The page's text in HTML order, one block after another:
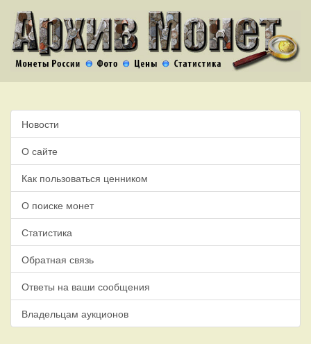
Новости
О сайте
Как пользоваться ценником
О поиске монет
Статистика
Обратная связь
Ответы на ваши сообщения
Владельцам аукционов